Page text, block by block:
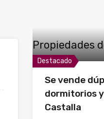
Propiedades
Destacado
Se vende
dormitorios
Castalla